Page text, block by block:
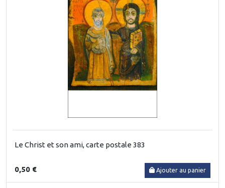
Le Christ et son ami, carte postale 383
0,50 € Ajouter au panier